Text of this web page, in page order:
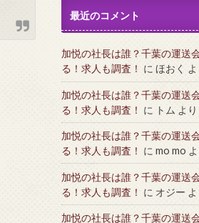
最近のコメント
加悦の社長は誰？千葉の運送
る！求人も調査！ に ほおく よ
加悦の社長は誰？千葉の運送
る！求人も調査！ に トム より
加悦の社長は誰？千葉の運送
る！求人も調査！ に mo mo
加悦の社長は誰？千葉の運送
る！求人も調査！ に オジー
加悦の社長は誰？千葉の運送